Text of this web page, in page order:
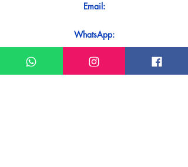
Email:
WhatsApp:
Mensagem: